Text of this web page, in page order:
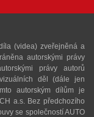
(videa) zveřejněná a
autorskými právy
právy autorů
děl (dále jen
autorským dílům je
a.s. Bez předchozího
se společností AUTO